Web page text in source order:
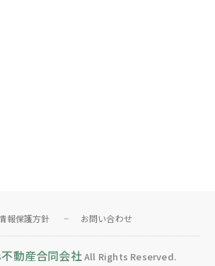
報保護方針 お問い合わせ
動産合同会社All Rights Reserved.